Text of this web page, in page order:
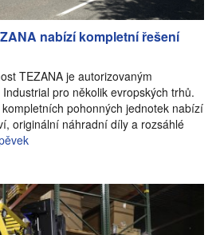
nabízí kompletní řešení
TEZANA je autorizovaným
pro několik evropských trhů.
pohonných jednotek nabízí
originální náhradní díly a rozsáhlé